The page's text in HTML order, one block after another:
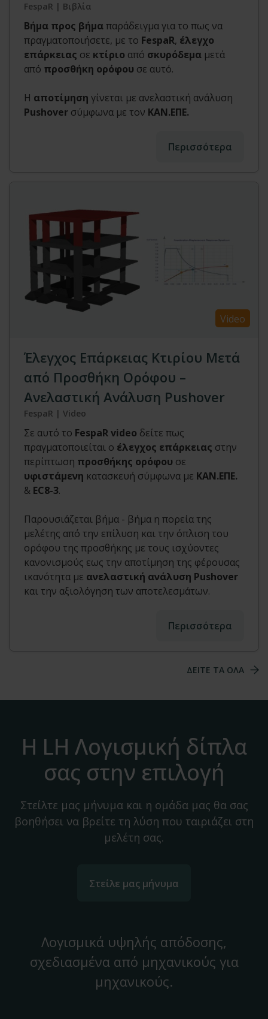
FespaR | Βιβλία
Βήμα προς βήμαπαράδειγμα για το πως να
πραγματοποιήσετε, με το FespaR, έλεγχο
επάρκειας σε κτίριο από σκυρόδεμα μετά
από προσθήκη ορόφου σε αυτό.
Η αποτίμηση γίνεται με ανελαστική ανάλυση
Pushover σύμφωνα με τον ΚΑΝ.ΕΠΕ.
Περισσότερα
Video
Έλεγχος Επάρκειας Κτιρίου Μετά
από Προσθήκη Ορόφου –
Ανελαστική Ανάλυση Pushover
FespaR | Video
Σε αυτό το FespaR video δείτε πως
πραγματοποιείται ο έλεγχος επάρκειας στην
περίπτωση προσθήκης ορόφου σε
υφιστάμενη κατασκευή σύμφωνα με ΚΑΝ.ΕΠΕ.
& EC8-3.
Παρουσιάζεται βήμα - βήμα η πορεία της
μελέτης από την επίλυση και την όπλιση του
ορόφου της προσθήκης με τους ισχύοντες
κανονισμούς εως την αποτίμηση της φέρουσας
ικανότητα με ανελαστική ανάλυση Pushover
και την αξιολόγηση των αποτελεσμάτων.
Περισσότερα
ΔΕΙΤΕ ΤΑ ΟΛΑ
Η LH Λογισμική δίπλα
σας στην επιλογή
Στείλτε μας μήνυμα και η ομάδα μας θα σας
βοηθήσει να βρείτε τη λύση που ταιριάζει στη
μελέτη σας.
Στείλε μας μήνυμα
Λογισμικά υψηλής απόδοσης,
σχεδιασμένα από μηχανικούς για
μηχανικούς.